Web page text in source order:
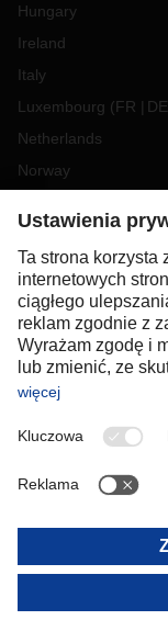
Hungary
Ireland
Italy
Luxembourg (FR DE
Netherlands
Norway
Romania
Slovakia
Spain
Sweden
Switzerland
OCEANIA